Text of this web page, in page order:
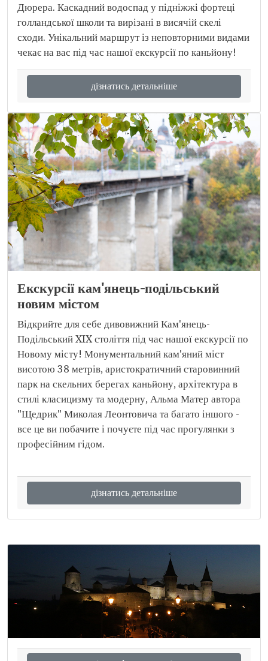
Дюрера. Каскадний водоспад у підніжжі фортеці
голландської школи та вирізані в висячій скелі
сходи. Унікальний маршрут із неповторними видами
чекає на вас під час нашої екскурсії по каньйону!
дізнатись детальніше
Екскурсії кам'янець-подільський
новим містом
Відкрийте для себе дивовижний Кам'янець-
Подільський XIX століття під час нашої екскурсії по
Новому місту! Монументальний кам'яний міст
висотою 38 метрів, аристократичний старовинний
парк на скельних берегах каньйону, архітектура в
стилі класицизму та модерну, Альма Матер автора
"Щедрик" Миколая Леонтовича та багато іншого -
все це ви побачите і почуєте під час прогулянки з
професійним гідом.
дізнатись детальніше